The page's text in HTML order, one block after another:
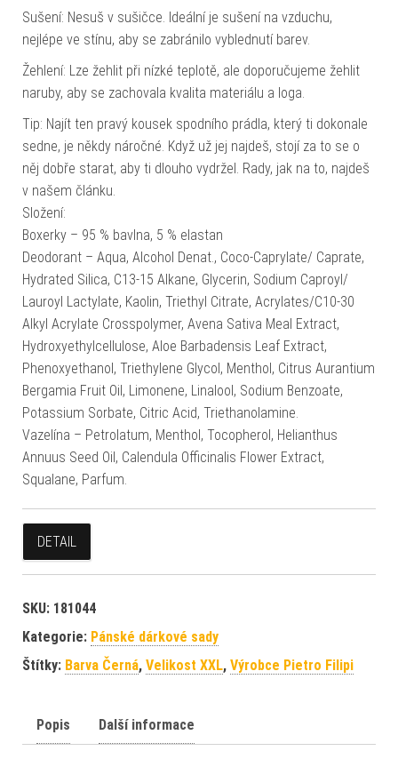
Sušení: Nesuš v sušičce. Ideální je sušení na vzduchu,
nejlépe ve stínu, aby se zabránilo vyblednutí barev.
Žehlení: Lze žehlit při nízké teplotě, ale doporučujeme žehlit
naruby, aby se zachovala kvalita materiálu a loga.
Tip: Najít ten pravý kousek spodního prádla, který ti dokonale
sedne, je někdy náročné. Když už jej najdeš, stojí za to se o
něj dobře starat, aby ti dlouho vydržel. Rady, jak na to, najdeš
v našem článku.
Složení:
Boxerky – 95 % bavlna, 5 % elastan
Deodorant – Aqua, Alcohol Denat., Coco-Caprylate/ Caprate,
Hydrated Silica, C13-15 Alkane, Glycerin, Sodium Caproyl/
Lauroyl Lactylate, Kaolin, Triethyl Citrate, Acrylates/C10-30
Alkyl Acrylate Crosspolymer, Avena Sativa Meal Extract,
Hydroxyethylcellulose, Aloe Barbadensis Leaf Extract,
Phenoxyethanol, Triethylene Glycol, Menthol, Citrus Aurantium
Bergamia Fruit Oil, Limonene, Linalool, Sodium Benzoate,
Potassium Sorbate, Citric Acid, Triethanolamine.
Vazelína – Petrolatum, Menthol, Tocopherol, Helianthus
Annuus Seed Oil, Calendula Officinalis Flower Extract,
Squalane, Parfum.
DETAIL
SKU: 181044
Kategorie: Pánské dárkové sady
Štítky: Barva Černá, Velikost XXL, Výrobce Pietro Filipi
Popis Další informace